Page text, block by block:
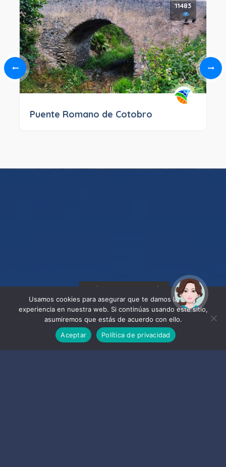
11483
Puente Romano de Cotobro
Usamos cookies para asegurar que te damos la mejor
experiencia en nuestra web. Si continúas usando este sitio,
asumiremos que estás de acuerdo con ello.
Aceptar
Política de privacidad
¡Hola! Soy Noy. ¿Puedo
ayudarte?